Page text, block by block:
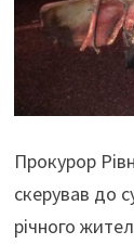
Прокурор
скерував до
річного